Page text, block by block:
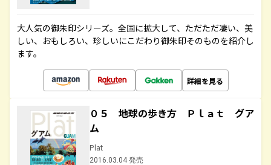
大人気の御朱印シリーズ。全国に拡大して、ただただ凄い、美
しい、おもしろい、珍しいにこだわり御朱印そのものを紹介し
ます。
詳細を見る
０５ 地球の歩き方 Ｐｌａｔ グア
ム
Plat
2016.03.04 発売